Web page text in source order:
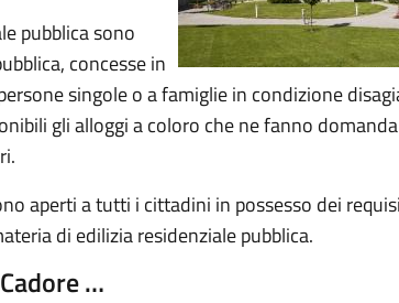
pubblica sono
concesse in
singole o a famiglie in condizione
gli alloggi a coloro che ne fanno
aperti a tutti i cittadini in possesso dei
di edilizia residenziale pubblica.
…